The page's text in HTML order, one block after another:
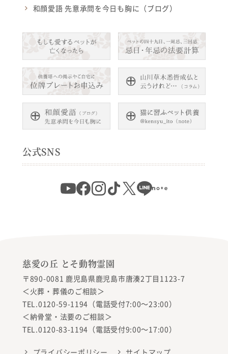
和顔愛語 先意承問を今日も胸に（ブログ）
公式SNS
慈愛の丘 とそ動物霊園
〒890-0081 鹿児島県鹿児島市唐湊2丁目1123-7
＜火葬・葬儀のご相談＞
TEL.0120-59-1194（電話受付7:00〜23:00）
＜納骨堂・法要のご相談＞
TEL.0120-83-1194（電話受付9:00〜17:00）